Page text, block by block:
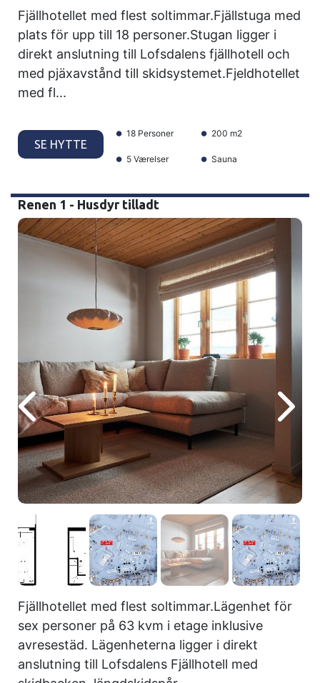
Fjällhotellet med flest soltimmar.Fjällstuga med
plats för upp till 18 personer.Stugan ligger i
direkt anslutning till Lofsdalens fjällhotell och
med pjäxavstånd till skidsystemet.Fjeldhotellet
med fl...
SE HYTTE
18 Personer 200 m2
5 Værelser Sauna
Renen 1 - Husdyr tilladt
Fjällhotellet med flest soltimmar.Lägenhet för
sex personer på 63 kvm i etage inklusive
avresestäd. Lägenheterna ligger i direkt
anslutning till Lofsdalens Fjällhotell med